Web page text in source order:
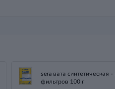
sera вата синтетическая
фильтров 100 г